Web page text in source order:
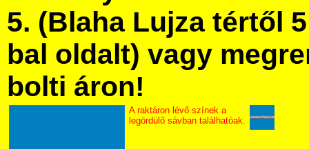
5. (Blaha Lujza tértől
bal oldalt) vagy
bolti áron!
A raktáron lévő színek a
legördülő sávban találhatóak.